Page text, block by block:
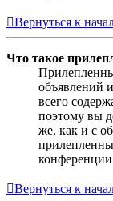
Вернуться к
Что такое
объявлений
всего
поэтому вы
же, как и с
Вернуться к